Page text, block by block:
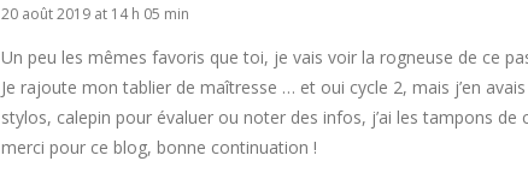
20 août 2019 at 14 h 05 min
Un peu les mêmes favoris que toi, je vais voir la rogneuse de ce
Je rajoute mon tablier de maîtresse … et oui cycle 2, mais j’en
stylos, calepin pour évaluer ou noter des infos, j’ai les tampons
merci pour ce blog, bonne continuation !